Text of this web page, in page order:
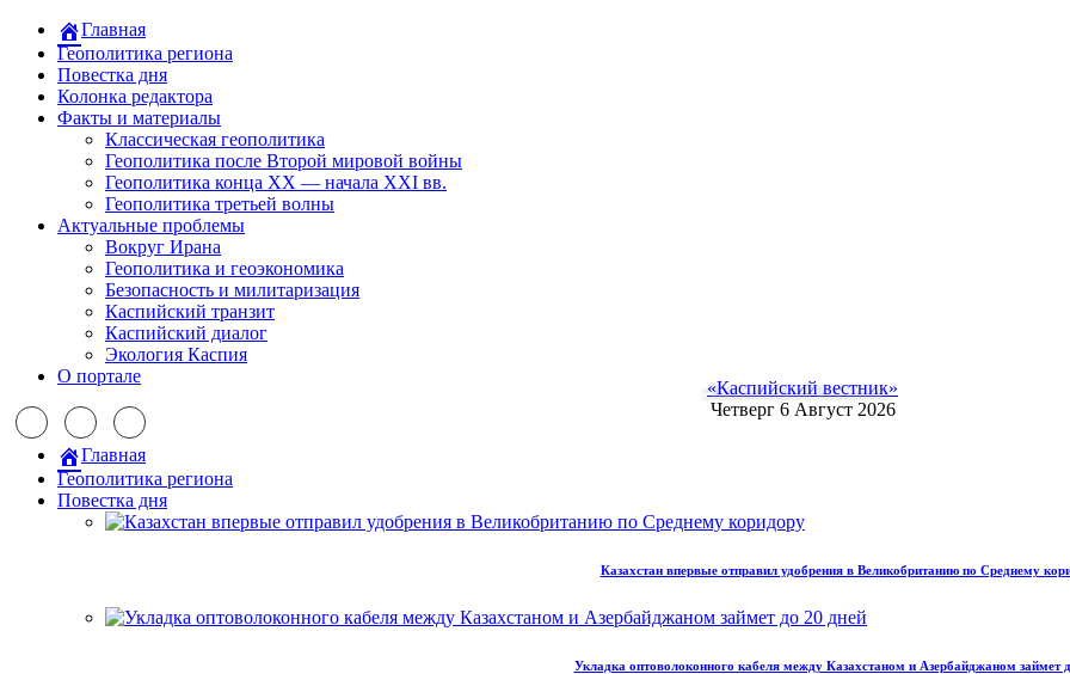
Главная
Геополитика региона
Повестка дня
Колонка редактора
Факты и материалы
Классическая геополитика
Геополитика после Второй мировой войны
Геополитика конца XX — начала XXI вв.
Геополитика третьей волны
Актуальные проблемы
Вокруг Ирана
Геополитика и геоэкономика
Безопасность и милитаризация
Каспийский транзит
Каспийский диалог
Экология Каспия
О портале
«Каспийский вестник»
Четверг 6 Август 2026
Главная
Геополитика региона
Повестка дня
Казахстан впервые отправил удобрения в Великобританию по Среднему
Укладка оптоволоконного кабеля между Казахстаном и Азербайджаном займет